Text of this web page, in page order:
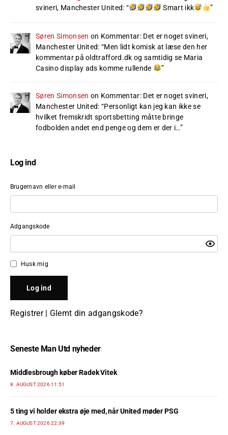
svineri, Manchester United: “ Smart ikk ”
Søren Simonsen on Kommentar: Det er noget svineri,
Manchester United: “Men lidt komisk at læse den her
kommentar på oldtrafford.dk og samtidig se Maria
Casino display ads komme rullende
”
Søren Simonsen on Kommentar: Det er noget svineri,
Manchester United: “Personligt kan jeg kan ikke se
hvilket fremskridt sportsbetting måtte bringe
fodbolden andet end penge og dem er der i…”
Log ind
Brugernavn eller e-mail
Adgangskode
Husk mig
Registrer| Glemt din adgangskode?
Seneste Man Utd nyheder
Middlesbrough køber Radek Vitek
8. AUGUST 2026 11:51
5 ting vi holder ekstra øje med, når United møder PSG
7. AUGUST 2026 22:39